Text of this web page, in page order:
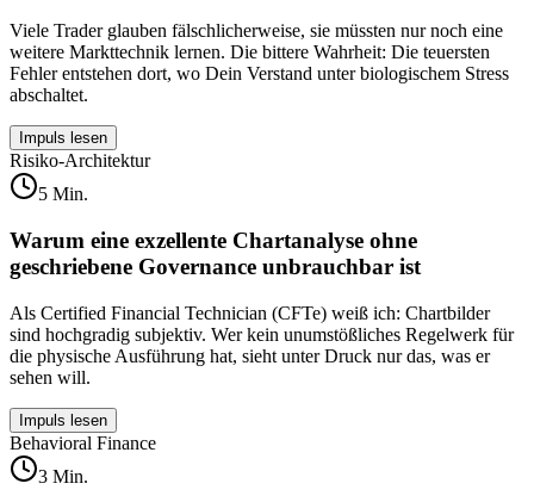
Viele Trader glauben fälschlicherweise, sie müssten nur noch eine
weitere Markttechnik lernen. Die bittere Wahrheit: Die teuersten
Fehler entstehen dort, wo Dein Verstand unter biologischem Stress
abschaltet.
Impuls lesen
Risiko-Architektur
5 Min.
Warum eine exzellente Chartanalyse ohne
geschriebene Governance unbrauchbar ist
Als Certified Financial Technician (CFTe) weiß ich: Chartbilder
sind hochgradig subjektiv. Wer kein unumstößliches Regelwerk für
die physische Ausführung hat, sieht unter Druck nur das, was er
sehen will.
Impuls lesen
Behavioral Finance
3 Min.